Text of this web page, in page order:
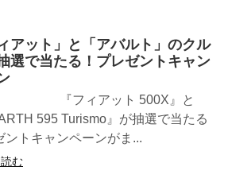
アット」と「アバルト」のクル
選で当たる！プレゼントキャン
ィアット 500X』と
595 Turismo』が抽選で当たる
ントキャンペーンがま...
む